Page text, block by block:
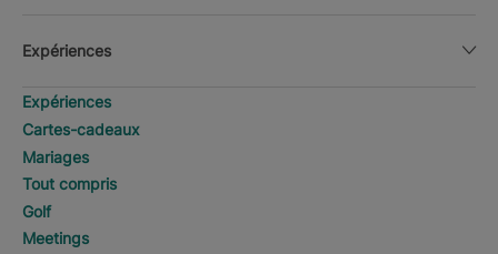
Expériences
Expériences
Cartes-cadeaux
Mariages
Tout compris
Golf
Meetings